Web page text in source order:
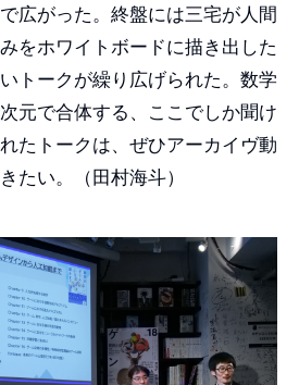
広がった。終盤には三宅が人間
をホワイトボードに描き出した
トークが繰り広げられた。数学
元で合体する、ここでしか聞け
たトークは、ぜひアーカイヴ動
たい。（田村海斗）